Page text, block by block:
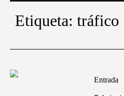
Etiqueta: tráfico
Entrada